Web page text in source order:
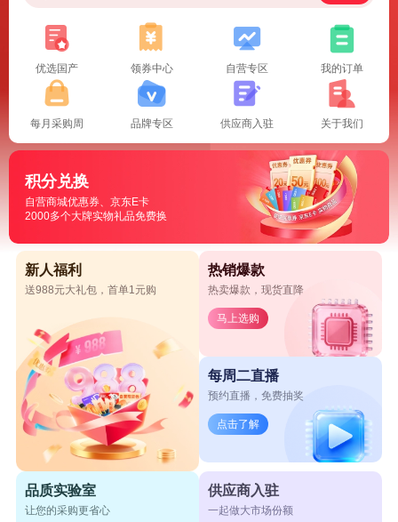
优选国产 领券中心 自营专区 我的订单
每月采购周 品牌专区 供应商入驻 关于我们
积分兑换
自营商城优惠券、京东E卡
2000多个大牌实物礼品免费换
新人福利
送988元大礼包，首单1元购
热销爆款
热卖爆款，现货直降
马上选购
每周二直播
预约直播，免费抽奖
点击了解
品质实验室
让您的采购更省心
供应商入驻
一起做大市场份额